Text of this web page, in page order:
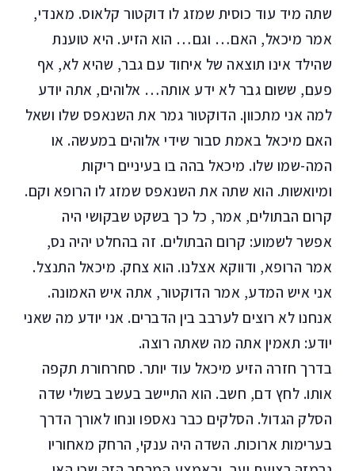
שתה מיד עוד כוסית שמזג לו דוקטור קלאוס. מאנדי,
אמר מיכאל, האם… וגם… הוא הזיע. היא טוענת
שהילד אינו תוצאה של איחוד עם גבר, שהיא לא, אף
פעם, ששום גבר לא ידע אותה… אלוהים, אתה יודע
למה אני מתכוון. הדוקטור גמר את השנאפס שלו ושאל
האם מיכאל באמת סבור שידי אלוהים במעשה. או
המה-שמו שלו. מיכאל בהה בו בעיניים ריקות
ומיואשות. הוא שתה את השנאפס שמזג לו הרופא וקם.
קרום הבתולים, אמר, כל כך בשקט שבקושי היה
אפשר לשמוע: קרום הבתולים. זה בהחלט יהיה נס,
אמר הרופא, ודווקא אצלנו. הוא צחק. מיכאל התנצל.
אני איש המדע, אמר הדוקטור, אתה איש האמונה.
אנחנו לא רוצים לערבב בין הדברים. אני יודע מה שאני
יודע: תאמין אתה מה שאתה רוצה.
בדרך חזרה הזיע מיכאל עוד יותר. סחרחורת תקפה
אותו. לחץ דם, חשב. הוא התיישב בעשב בשולי שדה
הסלק הגדול. הסלקים כבר נאספו ונחו לאורך הדרך
בערימות ארוכות. השדה היה ענקי, הרחק מאחוריו